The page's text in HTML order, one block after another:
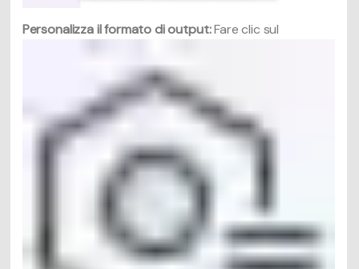
Personalizza il formato di output:Fare clic sul